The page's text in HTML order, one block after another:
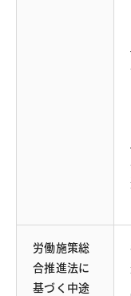
労働施策総
合推進法に
基づく中途